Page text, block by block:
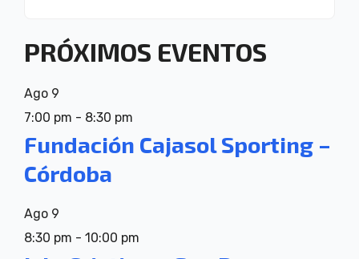
PRÓXIMOS EVENTOS
Ago 9
7:00 pm - 8:30 pm
Fundación Cajasol Sporting –
Córdoba
Ago 9
8:30 pm - 10:00 pm